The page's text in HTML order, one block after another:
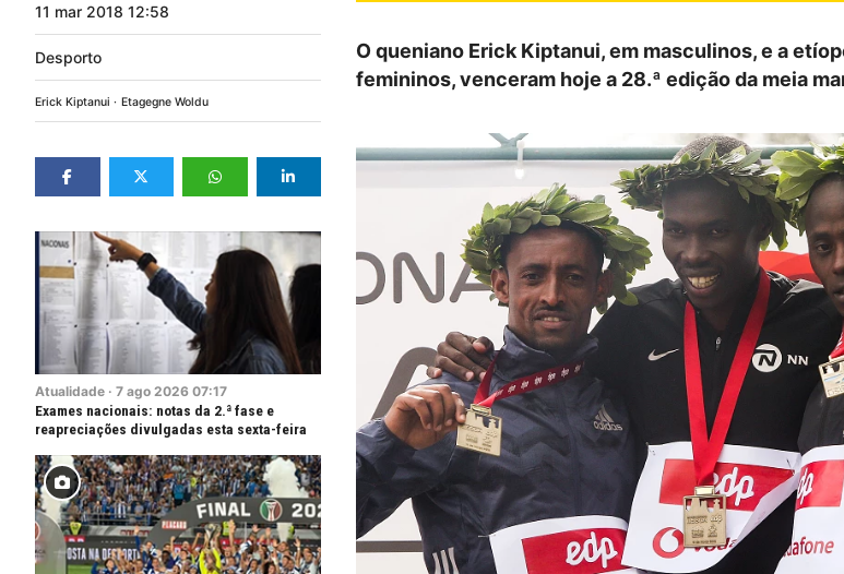
11 mar 2018 12:58
Desporto
Erick Kiptanui Etagegne Woldu
Atualidade · 7 ago 2026 07:17
Exames nacionais: notas da 2.ª fase e
reapreciações divulgadas esta sexta-feira
O queniano Erick Kiptanui, em masculinos, e a
femininos, venceram hoje a 28.ª edição da meia